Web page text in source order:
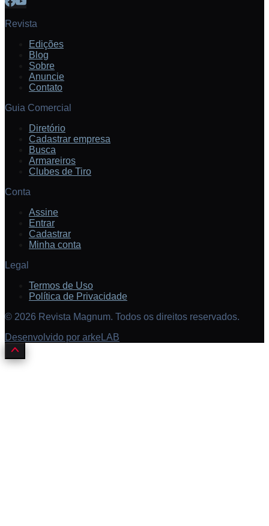
Revista
Edições
Blog
Sobre
Anuncie
Contato
Guia Comercial
Diretório
Cadastrar empresa
Busca
Armareiros
Clubes de Tiro
Conta
Assine
Entrar
Cadastrar
Minha conta
Legal
Termos de Uso
Política de Privacidade
© 2026 Revista Magnum. Todos os direitos reservados.
Desenvolvido por arkeLAB